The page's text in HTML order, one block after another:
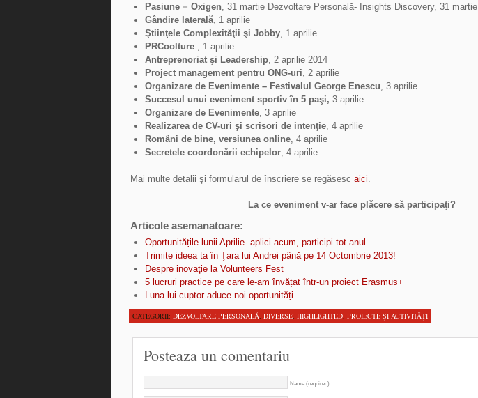
Pasiune = Oxigen, 31 martie Dezvoltare Personală- Insights Discovery, 31 martie
Gândire laterală, 1 aprilie
Ştiinţele Complexităţii şi Jobby, 1 aprilie
PRCoolture, 1 aprilie
Antreprenoriat şi Leadership, 2 aprilie 2014
Project management pentru ONG-uri, 2 aprilie
Organizare de Evenimente – Festivalul George Enescu, 3 aprilie
Succesul unui eveniment sportiv în 5 paşi, 3 aprilie
Organizare de Evenimente, 3 aprilie
Realizarea de CV-uri şi scrisori de intenţie, 4 aprilie
Români de bine, versiunea online, 4 aprilie
Secretele coordonării echipelor, 4 aprilie
Mai multe detalii şi formularul de înscriere se regăsesc aici.
La ce eveniment v-ar face plăcere să participaţi?
Articole asemanatoare:
Oportunitățile lunii Aprilie- aplici acum, participi tot anul
Trimite ideea ta în Ţara lui Andrei până pe 14 Octombrie 2013!
Despre inovaţie la Volunteers Fest
5 lucruri practice pe care le-am învățat într-un proiect Erasmus+
Luna lui cuptor aduce noi oportunități
CATEGORII: DEZVOLTARE PERSONALĂ DIVERSE HIGHLIGHTED PROIECTE ŞI ACTIVITĂŢI
Posteaza un comentariu
Name (required)